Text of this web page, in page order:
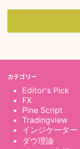
カテゴリー
Editor's Pick
FX
Pine Script
Tradingview
インジケーター
ダウ理論